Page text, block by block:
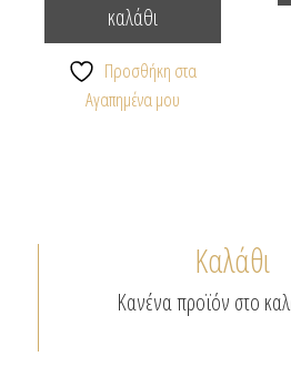
καλάθι
Προσθήκη στα
Αγαπημένα μου
Καλάθι
Κανένα προϊόν στο